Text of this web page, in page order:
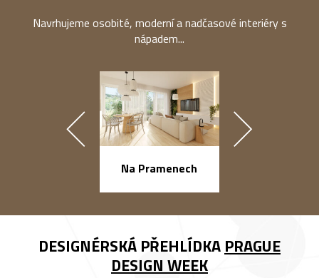
Navrhujeme osobité, moderní a nadčasové interiéry s
nápadem...
Na Pramenech
DESIGNÉRSKÁ PŘEHLÍDKA PRAGUE
DESIGN WEEK